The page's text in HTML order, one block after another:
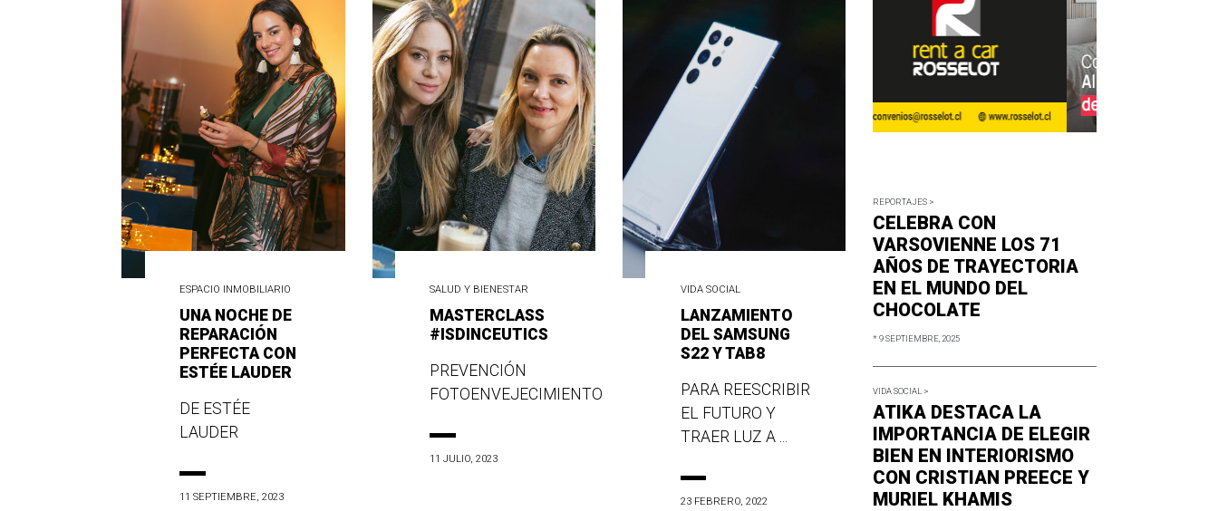
ESPACIO INMOBILIARIO
UNA NOCHE DE
REPARACIÓN
PERFECTA CON
ESTÉE LAUDER
DE ESTÉE
LAUDER
11 SEPTIEMBRE, 2023
SALUD Y BIENESTAR
MASTERCLASS
#ISDINCEUTICS
PREVENCIÓN
FOTOENVEJECIMIENTO
11 JULIO, 2023
VIDA SOCIAL
LANZAMIENTO
DEL SAMSUNG
S22 Y TAB8
PARA REESCRIBIR
EL FUTURO Y
TRAER LUZ A ...
23 FEBRERO, 2022
REPORTAJES >
CELEBRA CON
VARSOVIENNE LOS 71
AÑOS DE TRAYECTORIA
EN EL MUNDO DEL
CHOCOLATE
* 9 SEPTIEMBRE, 2025
VIDA SOCIAL >
ATIKA DESTACA LA
IMPORTANCIA DE ELEGIR
BIEN EN INTERIORISMO
CON CRISTIAN PREECE Y
MURIEL KHAMIS